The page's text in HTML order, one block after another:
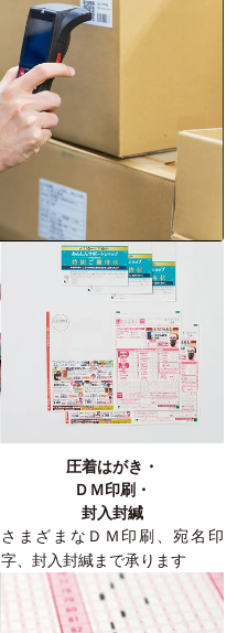
圧着はがき・
ＤＭ印刷・
封入封緘
さまざまなＤＭ印刷、宛名印
字、封入封緘まで承ります